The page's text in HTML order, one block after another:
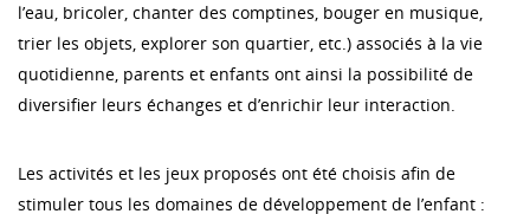
l’eau, bricoler, chanter des comptines, bouger en musique,
trier les objets, explorer son quartier, etc.) associés à la vie
quotidienne, parents et enfants ont ainsi la possibilité de
diversifier leurs échanges et d’enrichir leur interaction.
Les activités et les jeux proposés ont été choisis afin de
stimuler tous les domaines de développement de l’enfant :